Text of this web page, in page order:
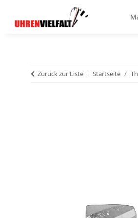
Zurück zur Liste Startseite